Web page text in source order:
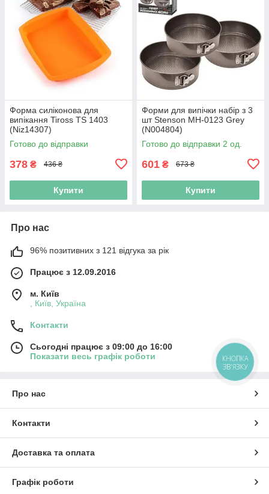
Форма силіконова для
випікання Tiross TS 1403
(Niz14307)
Готово до відправки
378 ₴ 436 ₴
Купити
Форми для випічки набір з 3
шт Stenson MH-0123 Grey
(N004804)
Готово до відправки 2 од.
601 ₴ 673 ₴
Купити
Про нас
96% позитивних з 121 відгука за рік
Працює з 12.09.2016
м. Київ
, Київ, Україна
Контакти
Сьогодні працює з 09:00 до 16:00
Показати весь графік роботи
Про нас
Контакти
Доставка та оплата
Графік роботи
КНОПКА
ЗВ'ЯЗКУ